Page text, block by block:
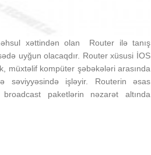
xəttindən olan Router ilə tanış
uyğun olacaqdır. Router xüsusi İOS
müxtəlif kompüter şəbəkələri arasında
səviyyəsində işləyir. Routerin əsas
paketlərin nəzarət altında